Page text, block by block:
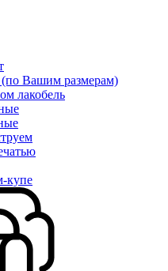
Вашим размерам)
лакобель
купе